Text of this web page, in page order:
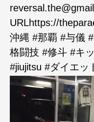
URLhttps://
沖縄 #那覇 #与儀
格闘技 #修斗 #キ
#jiujitsu #ダイエッ